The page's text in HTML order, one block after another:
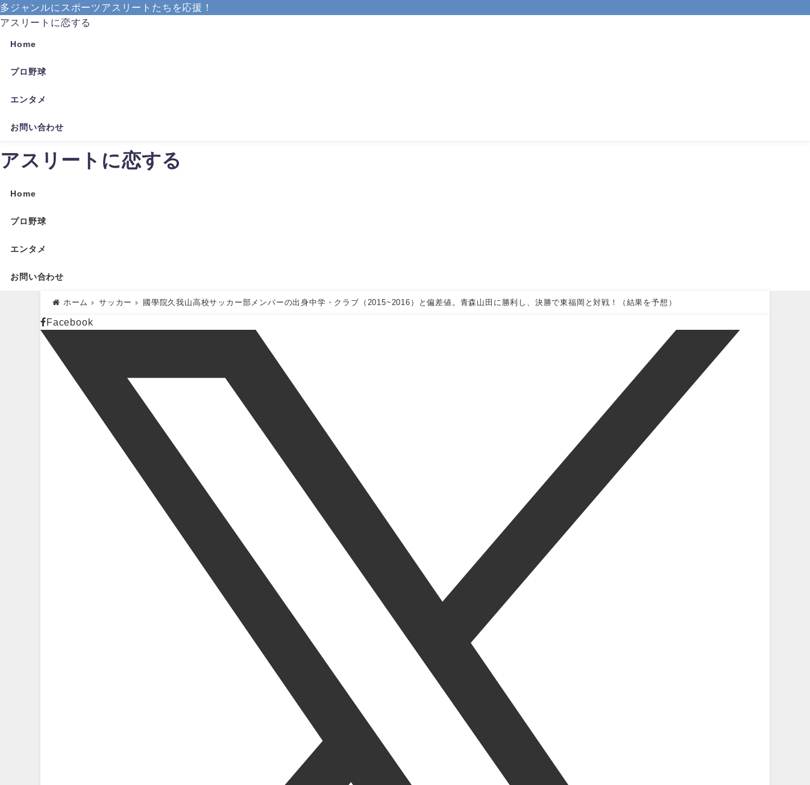
多ジャンルにスポーツアスリートたちを応援！
アスリートに恋する
Home
プロ野球
エンタメ
お問い合わせ
アスリートに恋する
Home
プロ野球
エンタメ
お問い合わせ
ホーム サッカー 國學院久我山高校サッカー部メンバーの出身中学・クラブ（2015~2016）と偏差値。青森山田に勝利し、決勝で東福岡と対戦！（結果を予想）
Facebook